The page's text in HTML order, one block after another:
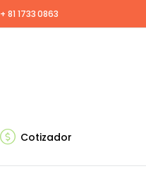
+ 81 1733 0863
Cotizador